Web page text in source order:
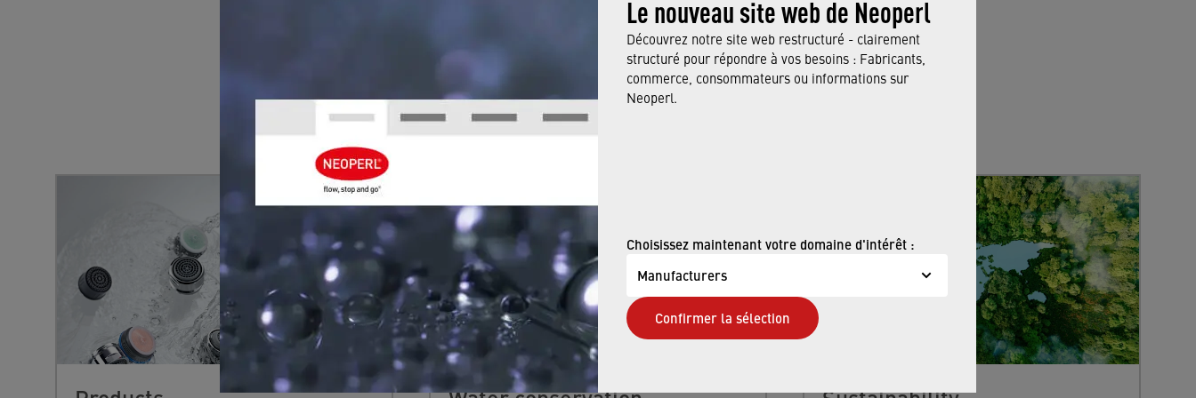
Le nouveau site web de Neoperl
Découvrez notre site web restructuré - clairement
structuré pour répondre à vos besoins : Fabricants,
commerce, consommateurs ou informations sur
Neoperl.
Choisissez maintenant votre domaine d'intérêt :
Manufacturers
Confirmer la sélection
YOU MIGHT ALSO BE INTERESTED IN